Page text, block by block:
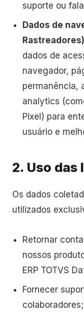
suporte ou
Dados de
dados de
navegador,
permanência,
analytics
Pixel) para
usuário e
2. Uso
Os dados
utilizados
Retornar
nossos
ERP TOTVS
Fornecer
colaboradores;